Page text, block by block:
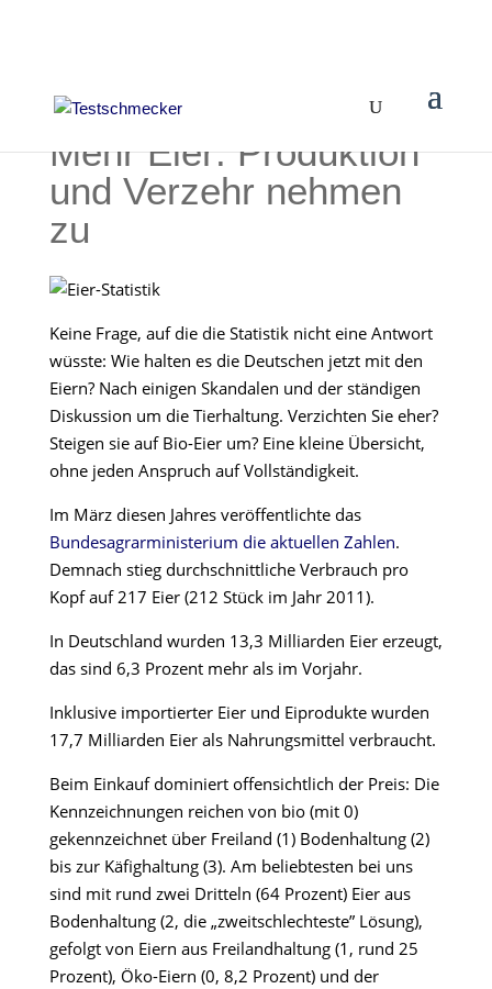
Mehr Eier: Produktion
und Verzehr nehmen
zu
Keine Frage, auf die die Statistik nicht eine Antwort
wüsste: Wie halten es die Deutschen jetzt mit den
Eiern? Nach einigen Skandalen und der ständigen
Diskussion um die Tierhaltung. Verzichten Sie eher?
Steigen sie auf Bio-Eier um? Eine kleine Übersicht,
ohne jeden Anspruch auf Vollständigkeit.
Im März diesen Jahres veröffentlichte das
Bundesagrarministerium die aktuellen Zahlen.
Demnach stieg durchschnittliche Verbrauch pro
Kopf auf 217 Eier (212 Stück im Jahr 2011).
In Deutschland wurden 13,3 Milliarden Eier erzeugt,
das sind 6,3 Prozent mehr als im Vorjahr.
Inklusive importierter Eier und Eiprodukte wurden
17,7 Milliarden Eier als Nahrungsmittel verbraucht.
Beim Einkauf dominiert offensichtlich der Preis: Die
Kennzeichnungen reichen von bio (mit 0)
gekennzeichnet über Freiland (1) Bodenhaltung (2)
bis zur Käfighaltung (3). Am beliebtesten bei uns
sind mit rund zwei Dritteln (64 Prozent) Eier aus
Bodenhaltung (2, die „zweitschlechteste” Lösung),
gefolgt von Eiern aus Freilandhaltung (1, rund 25
Prozent), Öko-Eiern (0, 8,2 Prozent) und der